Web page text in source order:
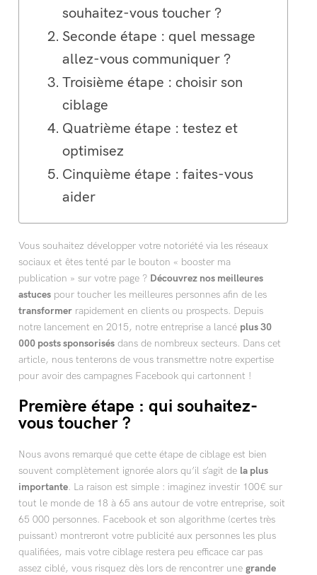
souhaitez-vous toucher ?
Seconde étape : quel message
allez-vous communiquer ?
Troisième étape : choisir son
ciblage
Quatrième étape : testez et
optimisez
Cinquième étape : faites-vous
aider
Vous souhaitez développer votre notoriété via les réseaux
sociaux et êtes tenté par le bouton « booster ma
publication » sur votre page ? Découvrez nos meilleures
astucespour toucher les meilleures personnes afin de les
transformerrapidement en clients ou prospects. Depuis
notre lancement en 2015, notre entreprise a lancé plus 30
000 posts sponsorisésdans de nombreux secteurs. Dans cet
article, nous tenterons de vous transmettre notre expertise
pour avoir des campagnes Facebook qui cartonnent !
Première étape : qui souhaitez-
vous toucher ?
Nous avons remarqué que cette étape de ciblage est bien
souvent complètement ignorée alors qu’il s’agit de la plus
importante. La raison est simple : imaginez investir 100€ sur
tout le monde de 18 à 65 ans autour de votre entreprise, soit
65 000 personnes. Facebook et son algorithme (certes très
puissant) montreront votre publicité aux personnes les plus
qualifiées, mais votre ciblage restera peu efficace car pas
assez ciblé, vous risquez dès lors de rencontrer une grande